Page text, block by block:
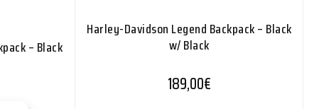
– Black
Harley-Davidson Legend Backpack – Black
w/ Black
189,00€